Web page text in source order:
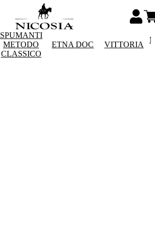
SPUMANTI
METODO
CLASSICO
ETNA DOC VITTORIA